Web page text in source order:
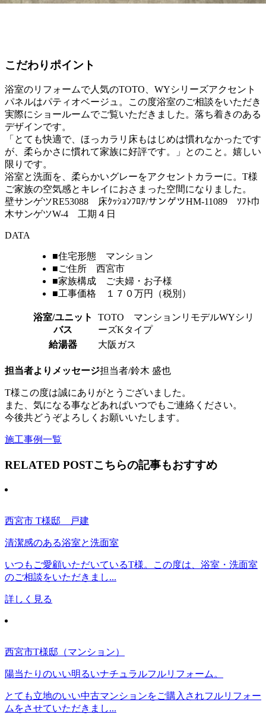
こだわりポイント
浴室のリフォームで人気のTOTO、WYシリーズアクセント
パネルはパティオベージュ。この度浴室のご相談をいただき
実際にショールームでご覧いただきました。落ち着きのある
デザインです。
「とても快適で、ほっカラリ床もはじめは慣れなかったです
が、柔らかさに慣れて家族に好評です。」とのこと。嬉しい
限りです。
浴室と洗面を、柔らかいグレーをアクセントカラーに。T様
ご家族の空気感とキレイにおさまった空間になりました。
壁サンゲツRE53088 床ｸｯｼｮﾝﾌﾛｱ/サンゲツHM-11089 ｿﾌﾄ巾
木サンゲツW-4 工期４日
DATA
■住宅形態 マンション
■ご住所 西宮市
■家族構成 ご夫婦・お子様
■工事価格 １７０万円（税別）
浴室/ユニット
バス
TOTO マンションリモデルWYシリ
ーズKタイプ
給湯器
大阪ガス
担当者よりメッセージ担当者/鈴木 盛也
T様この度は誠にありがとうございました。
また、気になる事などあればいつでもご連絡ください。
今後共どうぞよろしくお願いいたします。
施工事例一覧
RELATED POSTこちらの記事もおすすめ
西宮市 T様邸 戸建
清潔感のある浴室と洗面室
いつもご愛顧いただいているT様。この度は、浴室・洗面室
のご相談をいただきまし...
詳しく見る
西宮市T様邸（マンション）
陽当たりのいい明るいナチュラルフルリフォーム。
とても立地のいい中古マンションをご購入されフルリフォー
ムをさせていただきまし...